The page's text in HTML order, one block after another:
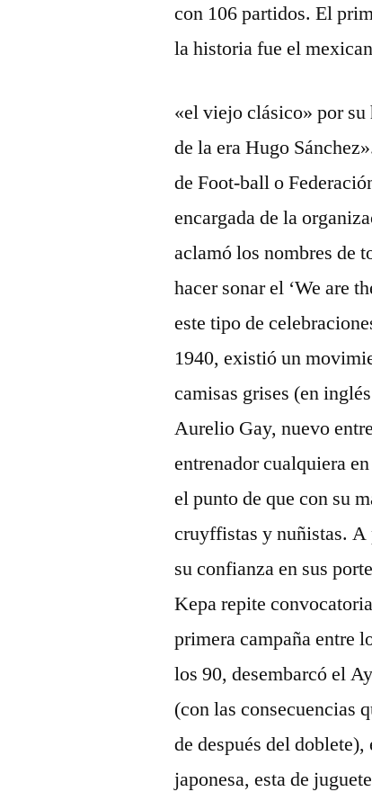
con 106 partidos. El
la historia fue el
«el viejo clásico» por
de la era Hugo
de Foot-ball o
encargada de la
aclamó los nombres de
hacer sonar el ‘We are
este tipo de
1940, existió un
camisas grises (en
Aurelio Gay, nuevo
entrenador cualquiera
el punto de que con su
cruyffistas y nuñistas. A
su confianza en sus
Kepa repite
primera campaña entre
los 90, desembarcó el
(con las consecuencias
de después del
japonesa, esta de